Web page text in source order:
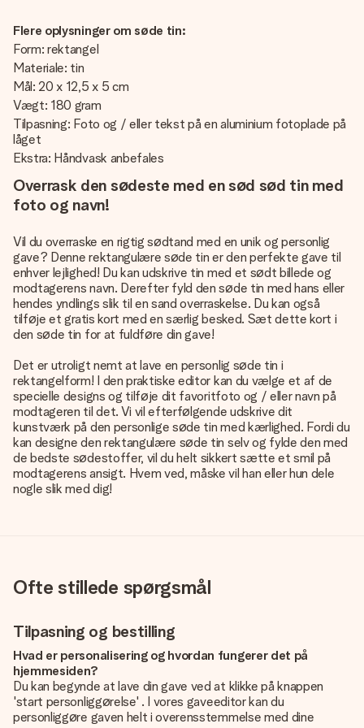
Flere oplysninger om søde tin:
Form: rektangel
Materiale: tin
Mål: 20 x 12,5 x 5 cm
Vægt: 180 gram
Tilpasning: Foto og / eller tekst på en aluminium fotoplade på
låget
Ekstra: Håndvask anbefales
Overrask den sødeste med en sød sød tin med
foto og navn!
Vil du overraske en rigtig sødtand med en unik og personlig
gave? Denne rektangulære søde tin er den perfekte gave til
enhver lejlighed! Du kan udskrive tin med et sødt billede og
modtagerens navn. Derefter fyld den søde tin med hans eller
hendes yndlings slik til en sand overraskelse. Du kan også
tilføje et gratis kort med en særlig besked. Sæt dette kort i
den søde tin for at fuldføre din gave!
Det er utroligt nemt at lave en personlig søde tin i
rektangelform! I den praktiske editor kan du vælge et af de
specielle designs og tilføje dit favoritfoto og / eller navn på
modtageren til det. Vi vil efterfølgende udskrive dit
kunstværk på den personlige søde tin med kærlighed. Fordi du
kan designe den rektangulære søde tin selv og fylde den med
de bedste sødestoffer, vil du helt sikkert sætte et smil på
modtagerens ansigt. Hvem ved, måske vil han eller hun dele
nogle slik med dig!
Ofte stillede spørgsmål
Tilpasning og bestilling
Hvad er personalisering og hvordan fungerer det på
hjemmesiden?
Du kan begynde at lave din gave ved at klikke på knappen
'start personliggørelse' . I vores gaveeditor kan du
personliggøre gaven helt i overensstemmelse med dine